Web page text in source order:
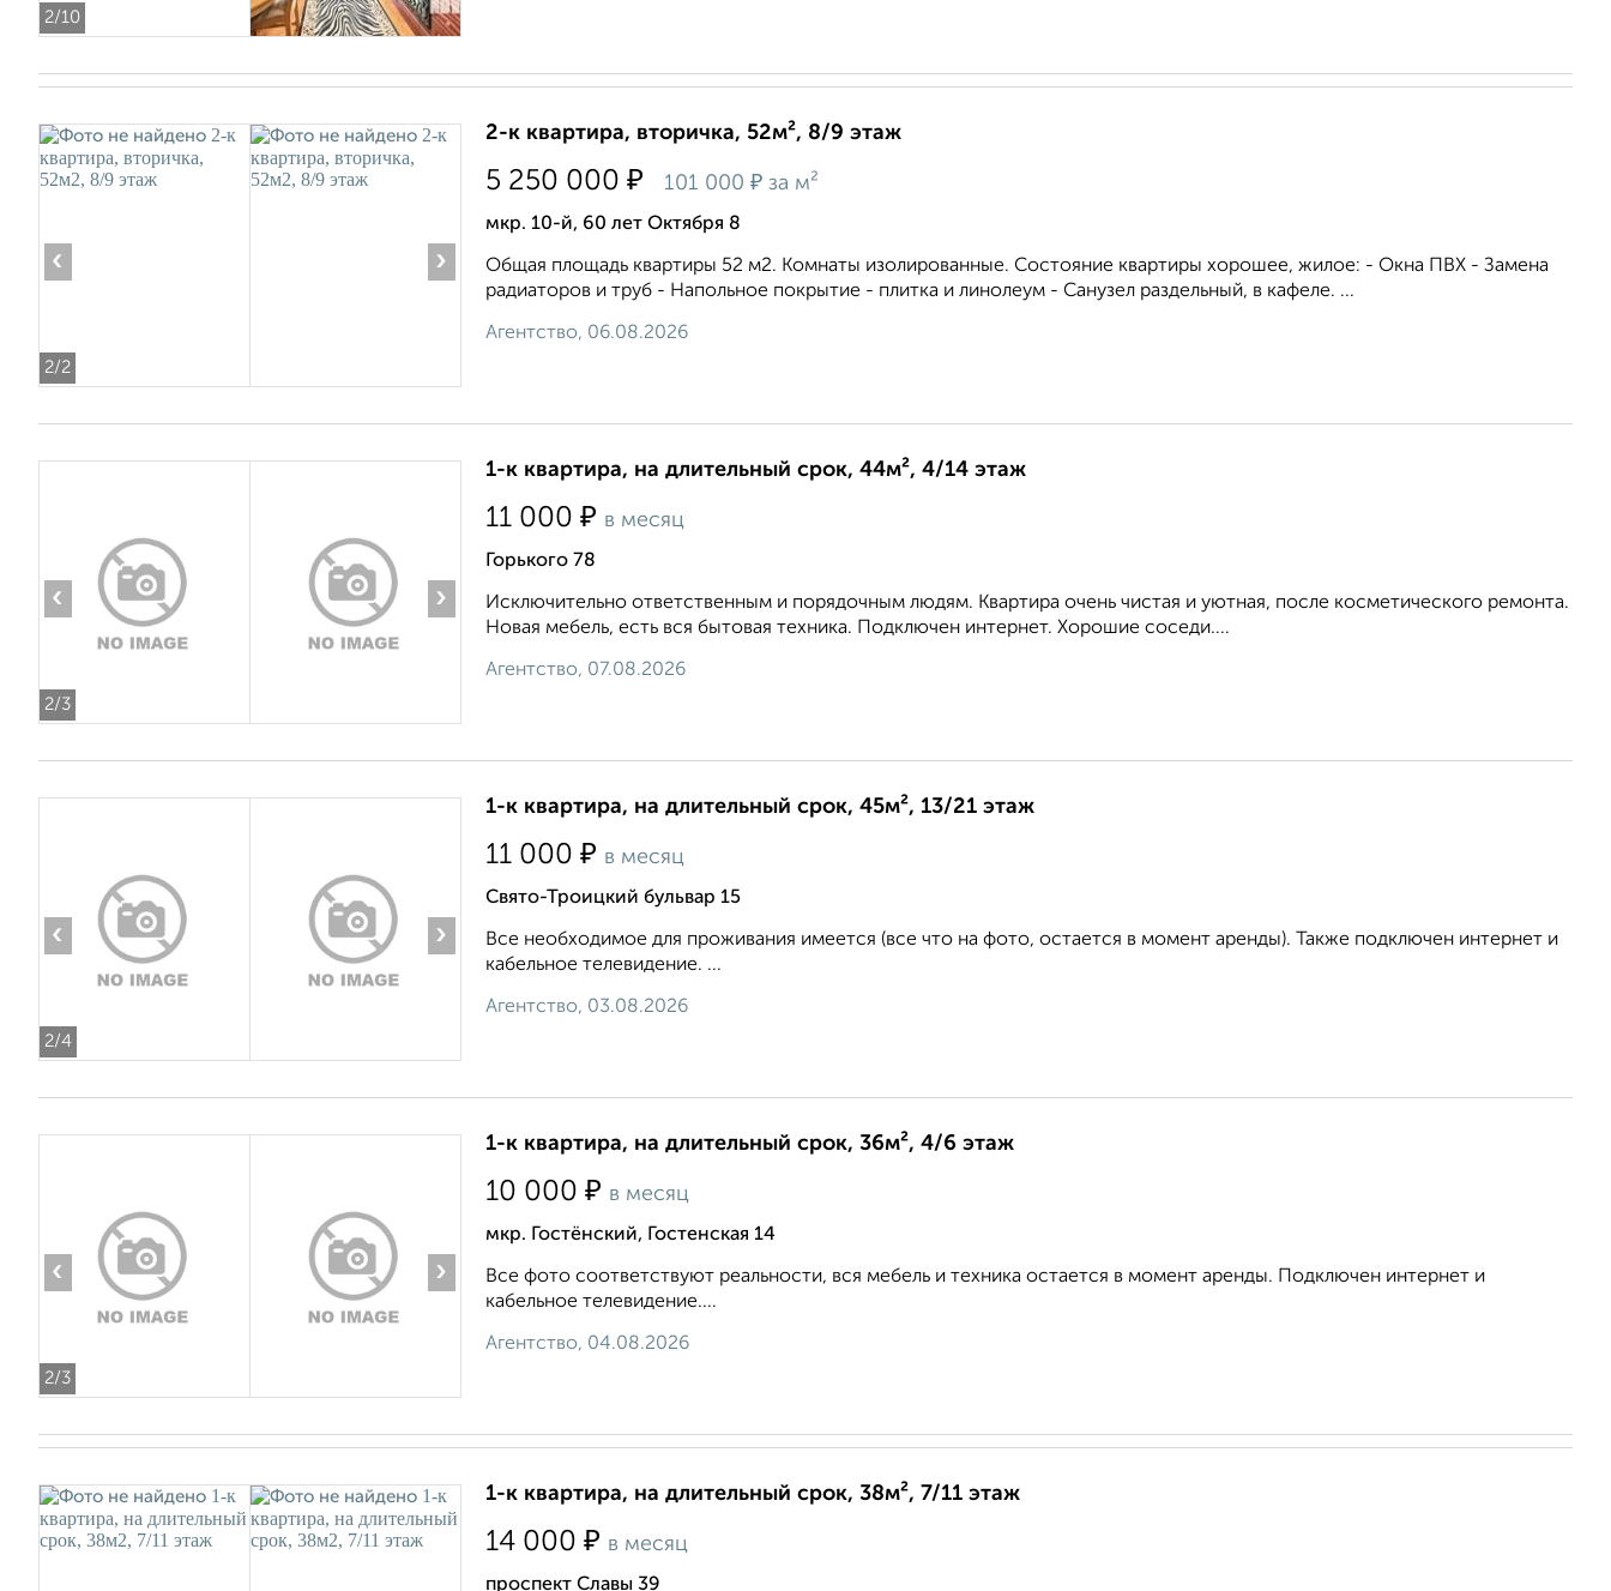
2/10
2/2
‹ ›
2-к квартира, вторичка, 52м², 8/9 этаж
5 250 000 ₽ 101 000 ₽ за м²
мкр. 10-й, 60 лет Октября 8
Общая площадь квартиры 52 м2. Комнаты изолированные. Состояние квартиры хорошее, жилое: - Окна ПВХ - Замена
радиаторов и труб - Напольное покрытие - плитка и линолеум - Санузел раздельный, в кафеле. ...
Агентство, 06.08.2026
2/3
‹ ›
1-к квартира, на длительный срок, 44м², 4/14 этаж
11 000 ₽ в месяц
Горького 78
Исключительно ответственным и порядочным людям. Квартира очень чистая и уютная, после косметического ремонта.
Новая мебель, есть вся бытовая техника. Подключен интернет. Хорошие соседи....
Агентство, 07.08.2026
2/4
‹ ›
1-к квартира, на длительный срок, 45м², 13/21 этаж
11 000 ₽ в месяц
Свято-Троицкий бульвар 15
Все необходимое для проживания имеется (все что на фото, остается в момент аренды). Также подключен интернет и
кабельное телевидение. ...
Агентство, 03.08.2026
2/3
‹ ›
1-к квартира, на длительный срок, 36м², 4/6 этаж
10 000 ₽ в месяц
мкр. Гостёнский, Гостенская 14
Все фото соответствуют реальности, вся мебель и техника остается в момент аренды. Подключен интернет и
кабельное телевидение....
Агентство, 04.08.2026
1-к квартира, на длительный срок, 38м², 7/11 этаж
14 000 ₽ в месяц
проспект Славы 39